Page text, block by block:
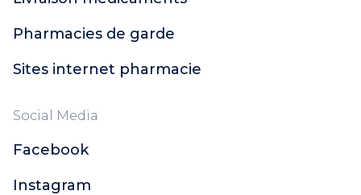
Pharmacies de garde
Sites internet pharmacie
Social Media
Facebook
Instagram